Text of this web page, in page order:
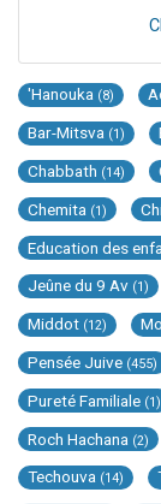
'Hanouka (8)
Bar-Mitsva (1)
Chabbath (14)
Chemita (1)
Education des
Jeûne du 9 Av (1)
Middot (12)
Pensée Juive (455)
Pureté Familiale (1)
Roch Hachana (2)
Techouva (14)